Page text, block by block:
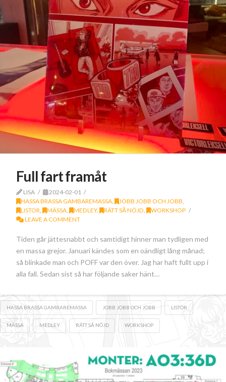
Full fart framåt
LISA
2024-02-01
HASSA BRASSA GAMBAREMASSA, JOBB JOBB OCH JOBB,
LISTOR, MÄSSA, MEDLEY, RÄTT SÅ NÖJD, WORKSHOP
LEAVE A COMMENT
Tiden går jättesnabbt och samtidigt hinner man tydligen med
en massa grejor. Januari kändes som en oändligt lång månad;
så blinkade man och POFF var den över. Jag har haft fullt upp i
alla fall. Sedan sist så har följande saker hänt…
HASSA BRASSA GAMBAREMASSA JOBB JOBB OCH JOBB LISTOR
MÄSSA MEDLEY RÄTT SÅ NÖJD WORKSHOP